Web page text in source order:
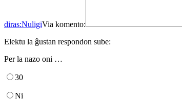
diras:NuligiVia komento:
Elektu la ĝustan respondon sube:
Per la nazo oni …
30
Ni